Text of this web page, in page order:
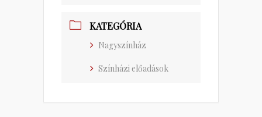
KATEGÓRIA
Nagyszínház
Színházi előadások